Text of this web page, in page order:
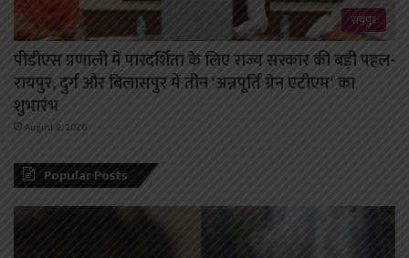
रायपुर
पीडीएस प्रणाली में पारदर्शिता के लिए राज्य सरकार की बड़ी पहल-
रायपुर, दुर्ग और बिलासपुर में तीन ‘अन्नपूर्ति ग्रेन एटीएम‘ का
शुभारंभ
August 8, 2026
Popular Posts